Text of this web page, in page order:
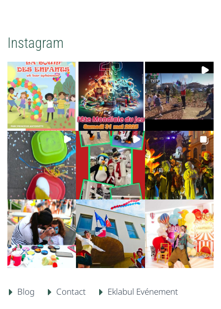
Instagram
Blog Contact Eklabul Evénement